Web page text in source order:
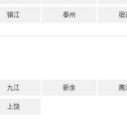
镇江 泰州 宿
九江 新余 鹰
上饶